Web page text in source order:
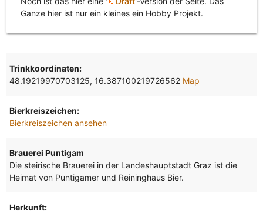
Ganze hier ist nur ein kleines ein Hobby Projekt.
Trinkkoordinaten:
48.19219970703125, 16.387100219726562 Map
Bierkreiszeichen:
Bierkreiszeichen ansehen
Brauerei Puntigam
Die steirische Brauerei in der Landeshauptstadt Graz ist die
Heimat von Puntigamer und Reininghaus Bier.
Herkunft: